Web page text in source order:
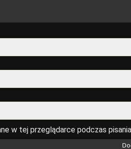
w tej przeglądarce podczas